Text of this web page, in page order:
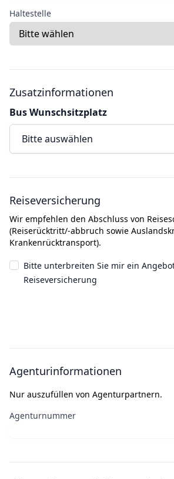
Haltestelle
Zusatzinformationen
Bus Wunschsitzplatz
Reiseversicherung
Wir empfehlen den Abschluss von
(Reiserücktritt/-abbruch sowie
Krankenrücktransport).
Bitte unterbreiten Sie mir ein
Reiseversicherung
Agenturinformationen
Nur auszufüllen von Agenturpartnern.
Agenturnummer